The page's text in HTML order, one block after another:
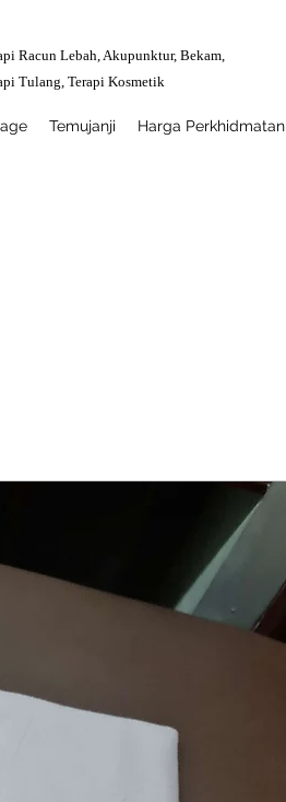
Racun Lebah, Akupunktur, Bekam,
Tulang,Terapi Kosmetik
Temujanji Harga Perkhidmatan